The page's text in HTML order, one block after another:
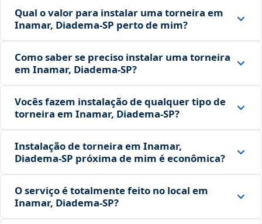
Qual o valor para instalar uma torneira em
Inamar, Diadema‑SP perto de mim?
Como saber se preciso instalar uma torneira
em Inamar, Diadema‑SP?
Vocês fazem instalação de qualquer tipo de
torneira em Inamar, Diadema‑SP?
Instalação de torneira em Inamar,
Diadema‑SP próxima de mim é econômica?
O serviço é totalmente feito no local em
Inamar, Diadema‑SP?